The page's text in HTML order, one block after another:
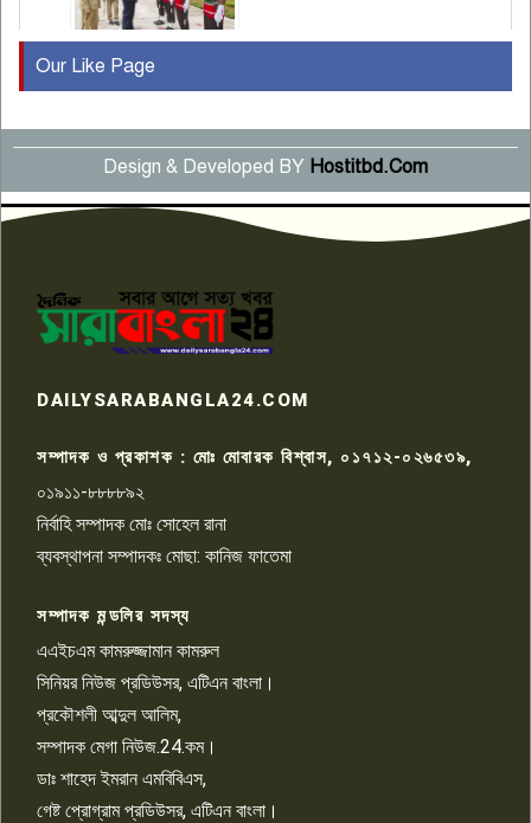
৫
বছর পূর্তি উদযাপন
৬
সংবাদ সম্মেলনে অভিযোগ অস্বীকার
উদ্দেশ্য প্রণোদিত সংবাদ প্রকাশের
প্রতিবাদ নাজির হাসানের
৭
কেটে ঘরে ঢুকে স্কুল শিক্ষিকাকে হত্যা
টয়লেটের ট্যাংকি থেকে লাশ উদ্ধার
রাজশাহীতে সন্ত্রাসী হামলায় গুরুতর
৯
চাঁদাবাজি ও হয়রানির অভিযোগ
১০
Our Like Page
Design & Developed BY Hostitbd.Com
DAILYSARABANGLA24.COM
সম্পাদক ও প্রকাশক : মোঃ মোবারক বিশ্বাস, ০১৭১২-০২৬৫৩৯,
০১৯১১-৮৮৮৮৯২
নির্বাহি সম্পাদক মোঃ সোহেল রানা
ব্যবস্থাপনা সম্পাদকঃ মোছা: কানিজ ফাতেমা
সম্পাদক মন্ডলির সদস্য
এএইচএম কামরুজ্জামান কামরুল
সিনিয়র নিউজ প্রডিউসর, এটিএন বাংলা।
প্রকৌশলী আব্দুল আলিম,
সম্পাদক মেগা নিউজ.24.কম।
ডাঃ শাহেদ ইমরান এমবিবিএস,
গেষ্ট প্রোগ্রাম প্রডিউসর, এটিএন বাংলা।